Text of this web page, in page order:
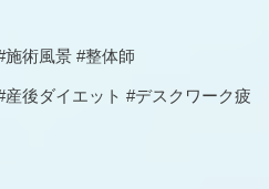
施術風景 #整体師
産後ダイエット #デスクワーク疲